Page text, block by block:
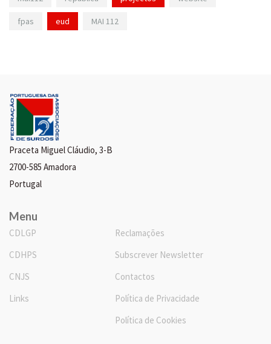
fpas eud MAI 112
Praceta Miguel Cláudio, 3-B
2700-585 Amadora
Portugal
Menu
CDLGP
CDHPS
CNJS
Links
Reclamações
Subscrever Newsletter
Contactos
Política de Privacidade
Política de Cookies